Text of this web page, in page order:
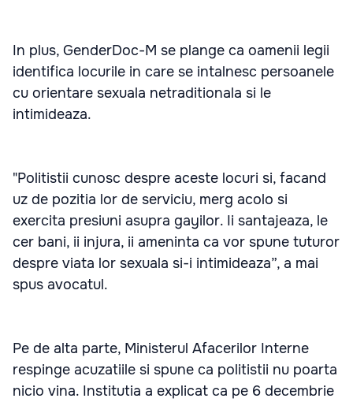
In plus, GenderDoc-M se plange ca oamenii legii
identifica locurile in care se intalnesc persoanele
cu orientare sexuala netraditionala si le
intimideaza.
"Politistii cunosc despre aceste locuri si, facand
uz de pozitia lor de serviciu, merg acolo si
exercita presiuni asupra gayilor. Ii santajeaza, le
cer bani, ii injura, ii ameninta ca vor spune tuturor
despre viata lor sexuala si-i intimideaza”, a mai
spus avocatul.
Pe de alta parte, Ministerul Afacerilor Interne
respinge acuzatiile si spune ca politistii nu poarta
nicio vina. Institutia a explicat ca pe 6 decembrie